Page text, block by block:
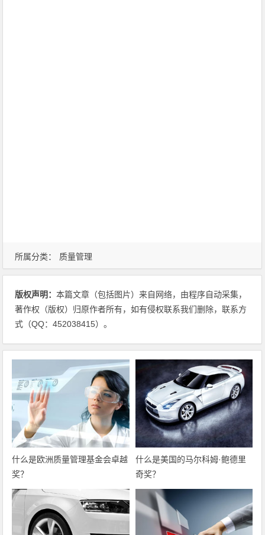
所属分类： 质量管理
版权声明：本篇文章（包括图片）来自网络，由程序自动采集，
著作权（版权）归原作者所有，如有侵权联系我们删除，联系方
式（QQ：452038415）。
什么是欧洲质量管理基金会卓越
奖？
什么是美国的马尔科姆·鲍德里
奇奖？